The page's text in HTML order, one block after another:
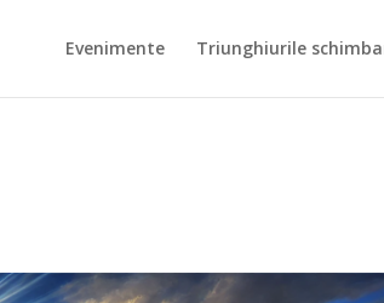
Evenimente Triunghiurile